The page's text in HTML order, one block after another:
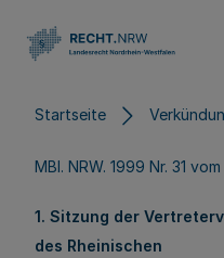
Startseite
MBl. NRW. 1999 Nr. 31
1. Sitzung der
des Rheinischen